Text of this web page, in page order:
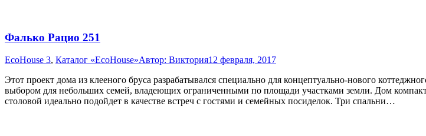
Фалько Рацио 251
EcoHouse 3, Каталог «EcoHouse»Автор: Виктория12 февраля, 2017
Этот проект дома из клееного бруса разрабатывался специально для концептуально-нового
выбором для небольших семей, владеющих ограниченными по площади участками земли. Дом
столовой идеально подойдет в качестве встреч с гостями и семейных посиделок. Три спальни…